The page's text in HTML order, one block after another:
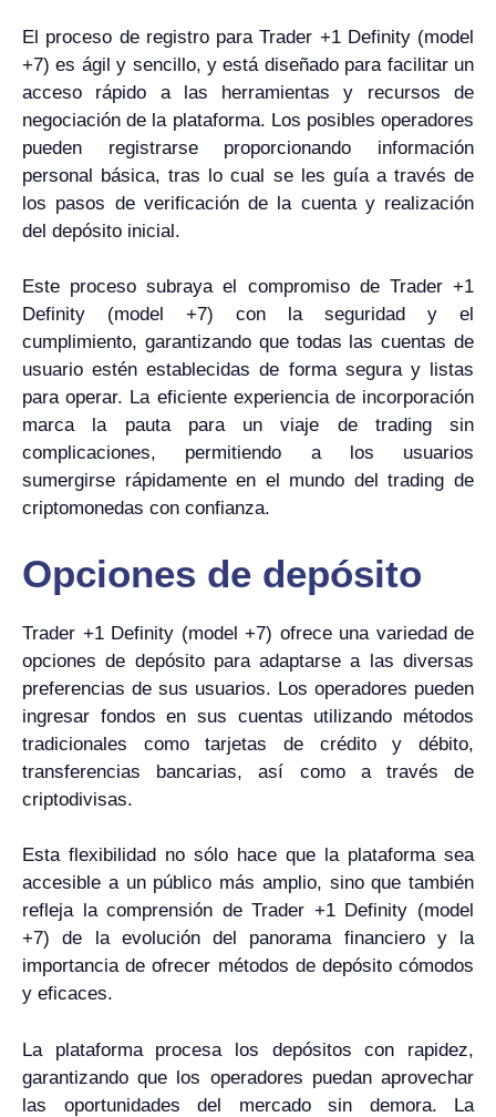
El proceso de registro para Trader +1 Definity (model
+7) es ágil y sencillo, y está diseñado para facilitar un
acceso rápido a las herramientas y recursos de
negociación de la plataforma. Los posibles operadores
pueden registrarse proporcionando información
personal básica, tras lo cual se les guía a través de
los pasos de verificación de la cuenta y realización
del depósito inicial.
Este proceso subraya el compromiso de Trader +1
Definity (model +7) con la seguridad y el
cumplimiento, garantizando que todas las cuentas de
usuario estén establecidas de forma segura y listas
para operar. La eficiente experiencia de incorporación
marca la pauta para un viaje de trading sin
complicaciones, permitiendo a los usuarios
sumergirse rápidamente en el mundo del trading de
criptomonedas con confianza.
Opciones de depósito
Trader +1 Definity (model +7) ofrece una variedad de
opciones de depósito para adaptarse a las diversas
preferencias de sus usuarios. Los operadores pueden
ingresar fondos en sus cuentas utilizando métodos
tradicionales como tarjetas de crédito y débito,
transferencias bancarias, así como a través de
criptodivisas.
Esta flexibilidad no sólo hace que la plataforma sea
accesible a un público más amplio, sino que también
refleja la comprensión de Trader +1 Definity (model
+7) de la evolución del panorama financiero y la
importancia de ofrecer métodos de depósito cómodos
y eficaces.
La plataforma procesa los depósitos con rapidez,
garantizando que los operadores puedan aprovechar
las oportunidades del mercado sin demora. La